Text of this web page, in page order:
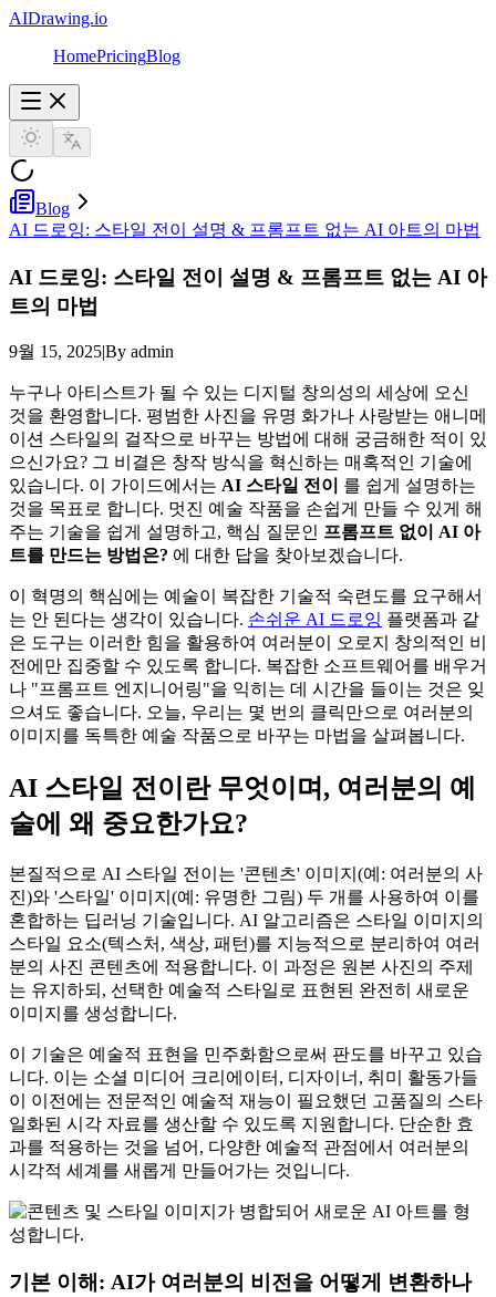
AIDrawing.io
HomePricingBlog
Blog
AI 드로잉: 스타일 전이 설명 & 프롬프트 없는 AI 아트의 마법
AI 드로잉: 스타일 전이 설명 & 프롬프트 없는 AI 아
트의 마법
9월 15, 2025|By admin
누구나 아티스트가 될 수 있는 디지털 창의성의 세상에 오신
것을 환영합니다. 평범한 사진을 유명 화가나 사랑받는 애니메
이션 스타일의 걸작으로 바꾸는 방법에 대해 궁금해한 적이 있
으신가요? 그 비결은 창작 방식을 혁신하는 매혹적인 기술에
있습니다. 이 가이드에서는 AI 스타일 전이
를 쉽게 설명하는
것을 목표로 합니다. 멋진 예술 작품을 손쉽게 만들 수 있게 해
주는 기술을 쉽게 설명하고, 핵심 질문인 프롬프트 없이 AI 아
트를 만드는 방법은? 에 대한 답을 찾아보겠습니다.
이 혁명의 핵심에는 예술이 복잡한 기술적 숙련도를 요구해서
는 안 된다는 생각이 있습니다. 손쉬운 AI 드로잉 플랫폼과 같
은 도구는 이러한 힘을 활용하여 여러분이 오로지 창의적인 비
전에만 집중할 수 있도록 합니다. 복잡한 소프트웨어를 배우거
나 "프롬프트 엔지니어링"을 익히는 데 시간을 들이는 것은 잊
으셔도 좋습니다. 오늘, 우리는 몇 번의 클릭만으로 여러분의
이미지를 독특한 예술 작품으로 바꾸는 마법을 살펴봅니다.
AI 스타일 전이란 무엇이며, 여러분의 예
술에 왜 중요한가요?
본질적으로 AI 스타일 전이는 '콘텐츠' 이미지(예: 여러분의 사
진)와 '스타일' 이미지(예: 유명한 그림) 두 개를 사용하여 이를
혼합하는 딥러닝 기술입니다. AI 알고리즘은 스타일 이미지의
스타일 요소(텍스처, 색상, 패턴)를 지능적으로 분리하여 여러
분의 사진 콘텐츠에 적용합니다. 이 과정은 원본 사진의 주제
는 유지하되, 선택한 예술적 스타일로 표현된 완전히 새로운
이미지를 생성합니다.
이 기술은 예술적 표현을 민주화함으로써 판도를 바꾸고 있습
니다. 이는 소셜 미디어 크리에이터, 디자이너, 취미 활동가들
이 이전에는 전문적인 예술적 재능이 필요했던 고품질의 스타
일화된 시각 자료를 생산할 수 있도록 지원합니다. 단순한 효
과를 적용하는 것을 넘어, 다양한 예술적 관점에서 여러분의
시각적 세계를 새롭게 만들어가는 것입니다.
기본 이해: AI가 여러분의 비전을 어떻게 변환하나